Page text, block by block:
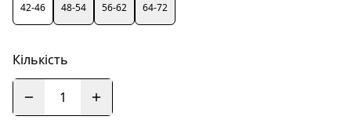
42-46 48-54 56-62 64-72
Кількість
1